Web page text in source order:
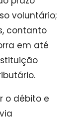
voluntário;
contanto
em até
o débito e